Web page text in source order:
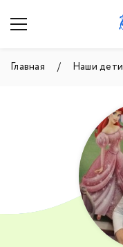
Главная Наши дети